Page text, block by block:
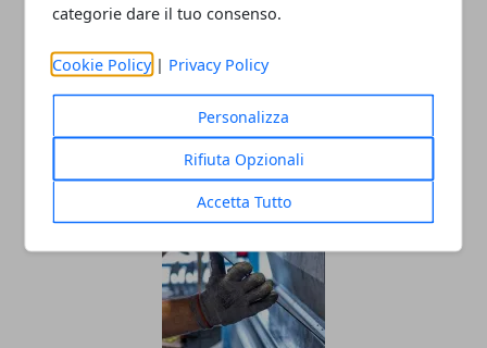
categorie dare il tuo consenso.
Cookie Policy | Privacy Policy
Personalizza
Rifiuta Opzionali
Accetta Tutto
Affitti alle stelle a Zurigo per via di
Google
12/06/2023